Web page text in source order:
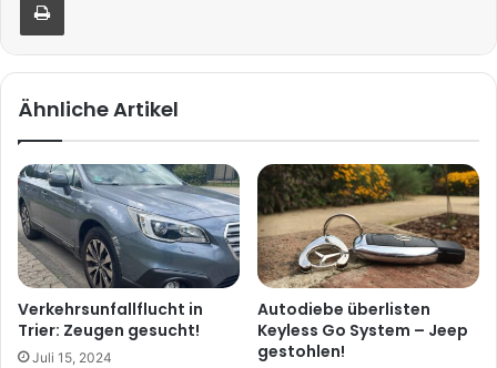
Ähnliche Artikel
Verkehrsunfallflucht in
Trier: Zeugen gesucht!
Juli 15, 2024
Autodiebe überlisten
Keyless Go System – Jeep
gestohlen!